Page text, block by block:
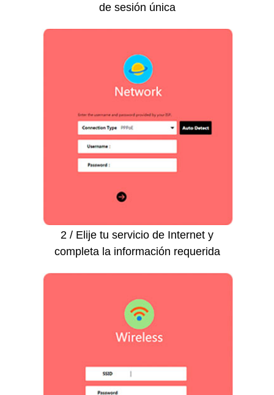
de sesión única
2 / Elije tu servicio de Internet y
completa la información requerida